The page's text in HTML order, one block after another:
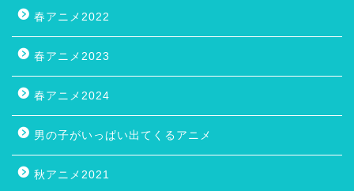
春アニメ2022
春アニメ2023
春アニメ2024
男の子がいっぱい出てくるアニメ
秋アニメ2021